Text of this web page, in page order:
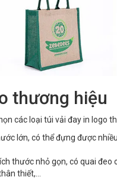
thương hiệu
các loại túi vải đay in logo
lớn, có thể đựng được
thước nhỏ gọn, có quai
thiết,...